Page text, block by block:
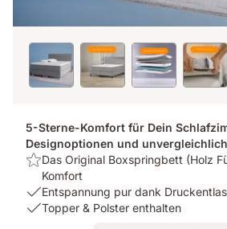
5-Sterne-Komfort für Dein
Designoptionen und
Highlight:
Das
Original
Boxspringbett
Das Original Boxspringbett (Holz
Komfort
USP
1:
Entspannung pur dank
USPTopper & Polster enthalten